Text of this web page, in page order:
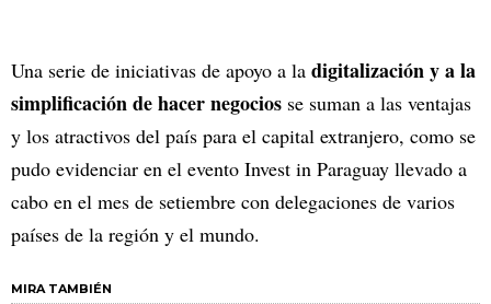
Una serie de iniciativas de apoyo a la digitalización y a la
simplificación de hacer negocios se suman a las ventajas
y los atractivos del país para el capital extranjero, como se
pudo evidenciar en el evento Invest in Paraguay llevado a
cabo en el mes de setiembre con delegaciones de varios
países de la región y el mundo.
MIRA TAMBIÉN